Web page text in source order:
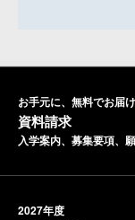
お手元に、無料でお届け
資料請求
入学案内、募集要項、
2027年度